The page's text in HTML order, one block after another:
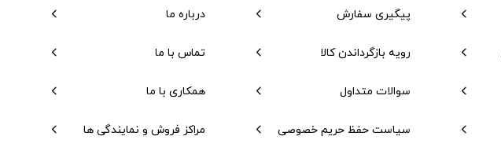
پیگیری سفارش
رویه بازگرداندن کالا
سوالات متداول
سیاست حفظ حریم خصوصی
درباره ما
تماس با ما
همکاری با ما
مراکز فروش و نمایندگی ها